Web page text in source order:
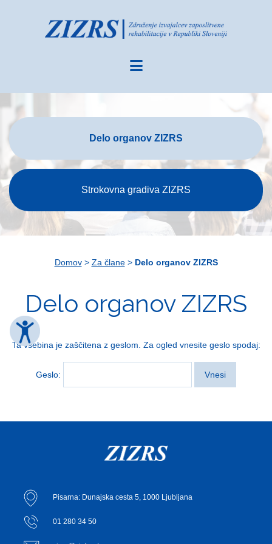
Delo organov ZIZRS
Strokovna gradiva ZIZRS
Domov> Za člane> Delo organov ZIZRS
Delo organov ZIZRS
Ta vsebina je zaščitena z geslom. Za ogled vnesite geslo spodaj:
Geslo:
Pisarna: Dunajska cesta 5, 1000 Ljubljana
01 280 34 50